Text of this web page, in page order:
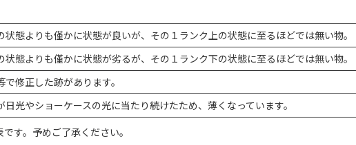
状態よりも僅かに状態が良いが、その１ランク上の状態に至るほどでは無い物。
状態よりも僅かに状態が劣るが、その１ランク下の状態に至るほどでは無い物。
で修正した跡があります。
日光やショーケースの光に当たり続けたため、薄くなっています。
す。予めご了承ください。